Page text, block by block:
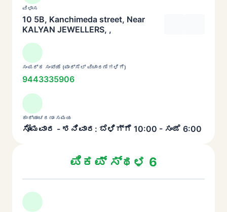
ವಿಳಾಸ
10 5B, Kanchimeda street, Near
KALYAN JEWELLERS, ,
ಸಂಪರ್ಕ ಸಂಖ್ಯೆ (ಪಾರ್ಸೆಲ್ ವಿಚಾರಣೆಗಳಿಗೆ)
9443335906
ಕಾರ್ಯಾಚರಣಾ ಸಮಯ
ಸೋಮವಾರ - ಶನಿವಾರ: ಬೆಳಿಗ್ಗೆ 10:00 - ಸಂಜೆ 6:00
ಪಿಕಪ್ ಸ್ಥಳ 6